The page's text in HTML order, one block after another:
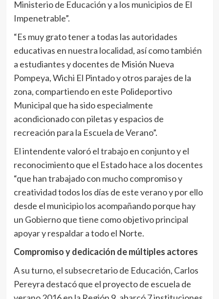
Ministerio de Educación y a los municipios de El
Impenetrable”.
“Es muy grato tener a todas las autoridades
educativas en nuestra localidad, así como también
a estudiantes y docentes de Misión Nueva
Pompeya, Wichi El Pintado y otros parajes de la
zona, compartiendo en este Polideportivo
Municipal que ha sido especialmente
acondicionado con piletas y espacios de
recreación para la Escuela de Verano”.
El intendente valoró el trabajo en conjunto y el
reconocimiento que el Estado hace a los docentes
“que han trabajado con mucho compromiso y
creatividad todos los días de este verano y por ello
desde el municipio los acompañando porque hay
un Gobierno que tiene como objetivo principal
apoyar y respaldar a todo el Norte.
Compromiso y dedicación de múltiples actores
A su turno, el subsecretario de Educación, Carlos
Pereyra destacó que el proyecto de escuela de